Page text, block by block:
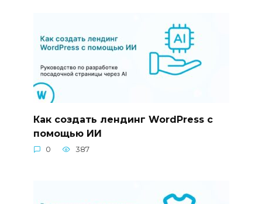
Как создать лендинг WordPress с
помощью ИИ
0 387